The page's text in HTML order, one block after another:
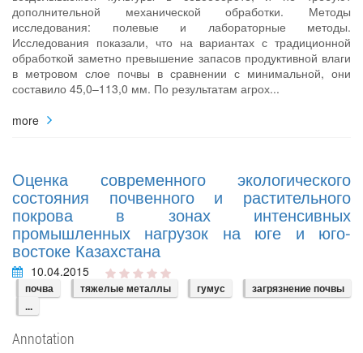
дополнительной механической обработки. Методы
исследования: полевые и лабораторные методы.
Исследования показали, что на вариантах с традиционной
обработкой заметно превышение запасов продуктивной влаги
в метровом слое почвы в сравнении с минимальной, они
составило 45,0–113,0 мм. По результатам агрох...
more
Оценка современного экологического
состояния почвенного и растительного
покрова в зонах интенсивных
промышленных нагрузок на юге и юго-
востоке Казахстана
10.04.2015
почва тяжелые металлы гумус
загрязнение почвы
...
Annotation